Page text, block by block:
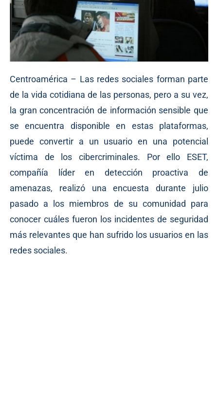
Centroamérica – Las redes sociales forman parte
de la vida cotidiana de las personas, pero a su vez,
la gran concentración de información sensible que
se encuentra disponible en estas plataformas,
puede convertir a un usuario en una potencial
víctima de los cibercriminales. Por ello ESET,
compañía líder en detección proactiva de
amenazas, realizó una encuesta durante julio
pasado a los miembros de su comunidad para
conocer cuáles fueron los incidentes de seguridad
más relevantes que han sufrido los usuarios en las
redes sociales.